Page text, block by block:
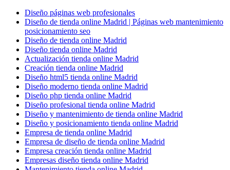
Diseño páginas web profesionales
Diseño de tienda online Madrid | Páginas web mantenimiento
posicionamiento seo
Diseño de tienda online Madrid
Diseño tienda online Madrid
Actualización tienda online Madrid
Creación tienda online Madrid
Diseño html5 tienda online Madrid
Diseño moderno tienda online Madrid
Diseño php tienda online Madrid
Diseño profesional tienda online Madrid
Diseño y mantenimiento de tienda online Madrid
Diseño y posicionamiento tienda online Madrid
Empresa de tienda online Madrid
Empresa de diseño de tienda online Madrid
Empresa creación tienda online Madrid
Empresas diseño tienda online Madrid